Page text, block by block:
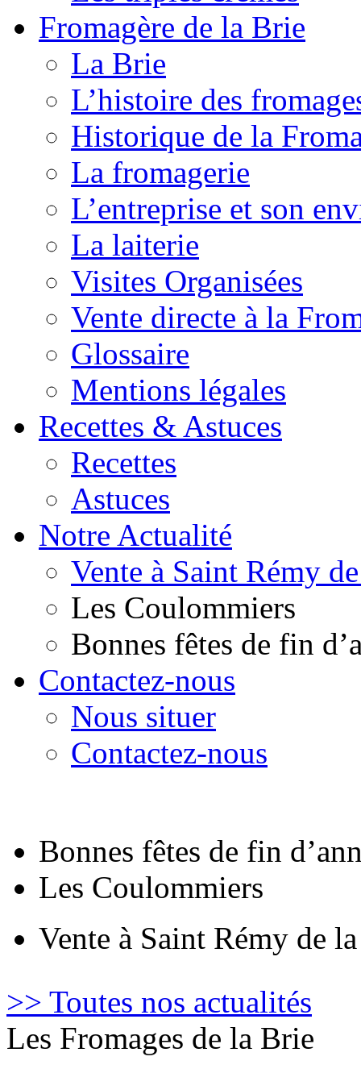
Fromagère de la Brie
La Brie
L’histoire des
Historique de la
La fromagerie
L’entreprise et son
La laiterie
Visites Organisées
Vente directe à la
Glossaire
Mentions légales
Recettes & Astuces
Recettes
Astuces
Notre Actualité
Vente à Saint Rémy
Les Coulommiers
Bonnes fêtes de fin
Contactez-nous
Nous situer
Contactez-nous
Bonnes fêtes de fin
Les Coulommiers
Vente à Saint Rémy de
>> Toutes nos actualités
Les Fromages de la Brie